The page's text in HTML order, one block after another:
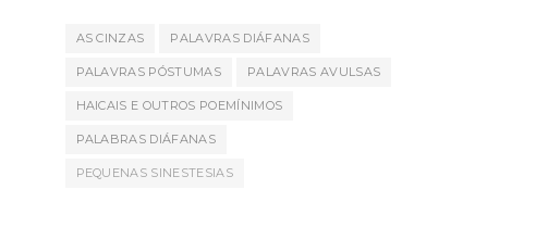
AS CINZAS PALAVRAS DIÁFANAS
PALAVRAS PÓSTUMAS PALAVRAS AVULSAS
HAICAIS E OUTROS POEMÍNIMOS
PALABRAS DIÁFANAS
PEQUENAS SINESTESIAS